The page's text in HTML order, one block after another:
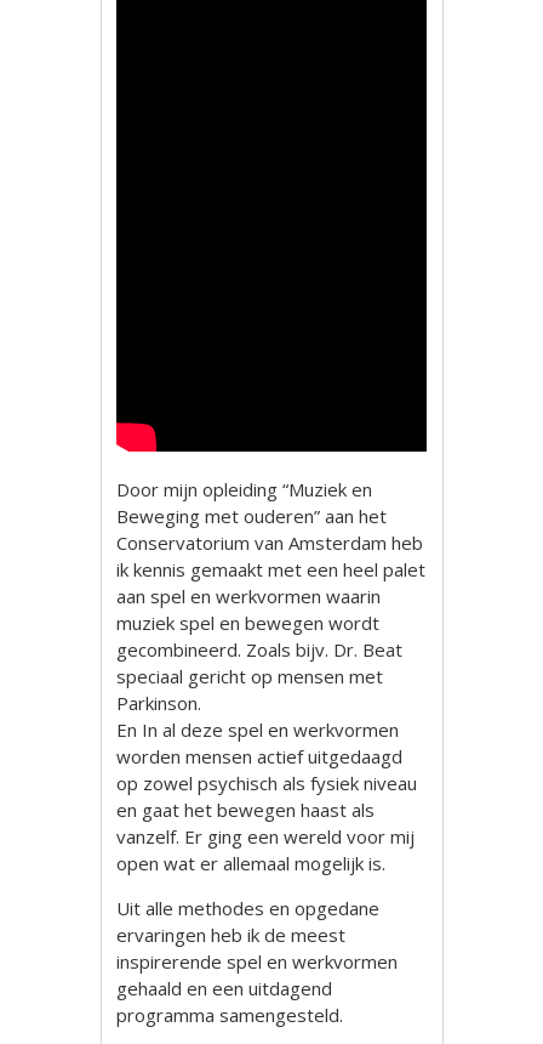
Door mijn opleiding “Muziek en
Beweging met ouderen” aan het
Conservatorium van Amsterdam heb
ik kennis gemaakt met een heel palet
aan spel en werkvormen waarin
muziek spel en bewegen wordt
gecombineerd. Zoals bijv. Dr. Beat
speciaal gericht op mensen met
Parkinson.
En In al deze spel en werkvormen
worden mensen actief uitgedaagd
op zowel psychisch als fysiek niveau
en gaat het bewegen haast als
vanzelf. Er ging een wereld voor mij
open wat er allemaal mogelijk is.
Uit alle methodes en opgedane
ervaringen heb ik de meest
inspirerende spel en werkvormen
gehaald en een uitdagend
programma samengesteld.